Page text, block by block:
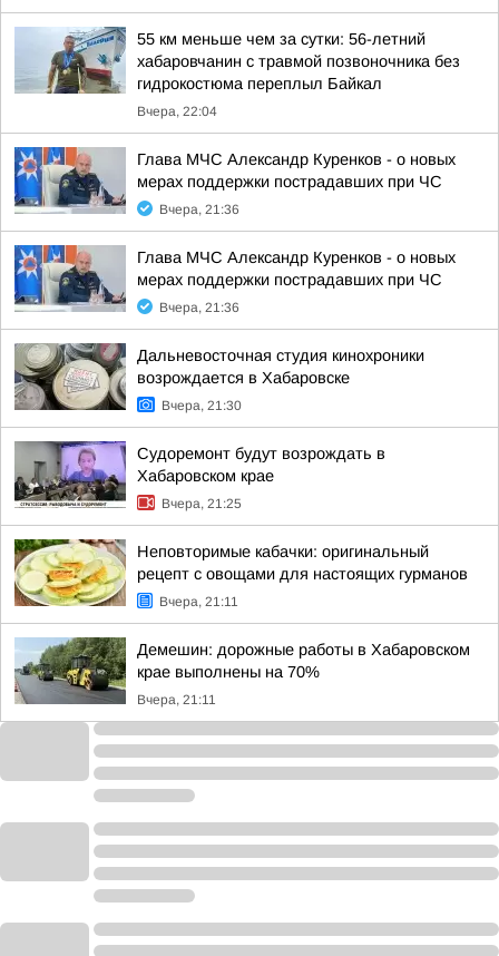
55 км меньше чем за сутки: 56-летний
хабаровчанин с травмой позвоночника без
гидрокостюма переплыл Байкал
Вчера, 22:04
Глава МЧС Александр Куренков - о новых
мерах поддержки пострадавших при ЧС
Вчера, 21:36
Глава МЧС Александр Куренков - о новых
мерах поддержки пострадавших при ЧС
Вчера, 21:36
Дальневосточная студия кинохроники
возрождается в Хабаровске
Вчера, 21:30
Судоремонт будут возрождать в
Хабаровском крае
Вчера, 21:25
Неповторимые кабачки: оригинальный
рецепт с овощами для настоящих гурманов
Вчера, 21:11
Демешин: дорожные работы в Хабаровском
крае выполнены на 70%
Вчера, 21:11